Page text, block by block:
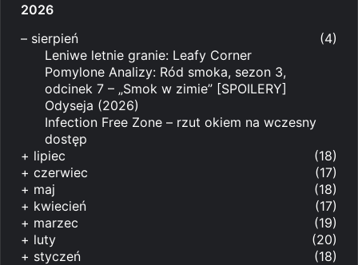
2026
– sierpień
(4)
Leniwe letnie granie: Leafy Corner
Pomylone Analizy: Ród smoka, sezon 3,
odcinek 7 – „Smok w zimie” [SPOILERY]
Odyseja (2026)
Infection Free Zone – rzut okiem na wczesny
dostęp
+ lipiec
(18)
+ czerwiec
(17)
+ maj
(18)
+ kwiecień
(17)
+ marzec
(19)
+ luty
(20)
+ styczeń
(18)